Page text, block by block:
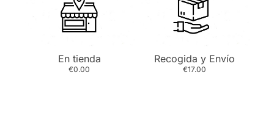
En tienda
€0.00
Recogida y Envío
€17.00